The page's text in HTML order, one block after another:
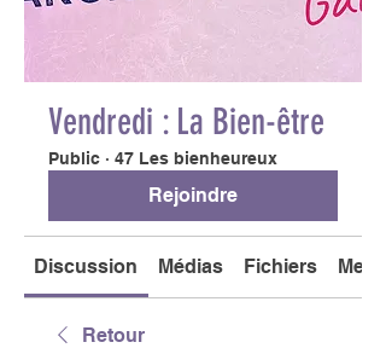
Vendredi : La Bien-être
Public · 47 Les bienheureux
Rejoindre
Discussion Médias Fichiers
Retour